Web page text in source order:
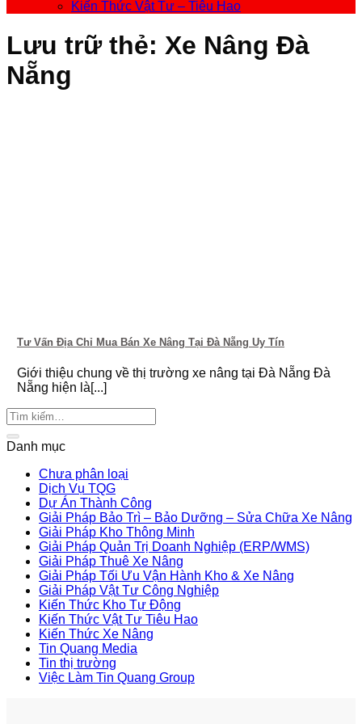
Kiến Thức Vật Tư – Tiêu Hao
Lưu trữ thẻ: Xe Nâng Đà
Nẵng
Tư Vấn Địa Chỉ Mua Bán Xe Nâng Tại Đà Nẵng Uy Tín
Giới thiệu chung về thị trường xe nâng tại Đà Nẵng Đà
Nẵng hiện là[...]
Danh mục
Chưa phân loại
Dịch Vụ TQG
Dự Án Thành Công
Giải Pháp Bảo Trì – Bảo Dưỡng – Sửa Chữa Xe Nâng
Giải Pháp Kho Thông Minh
Giải Pháp Quản Trị Doanh Nghiệp (ERP/WMS)
Giải Pháp Thuê Xe Nâng
Giải Pháp Tối Ưu Vận Hành Kho & Xe Nâng
Giải Pháp Vật Tư Công Nghiệp
Kiến Thức Kho Tự Động
Kiến Thức Vật Tư Tiêu Hao
Kiến Thức Xe Nâng
Tin Quang Media
Tin thị trường
Việc Làm Tin Quang Group